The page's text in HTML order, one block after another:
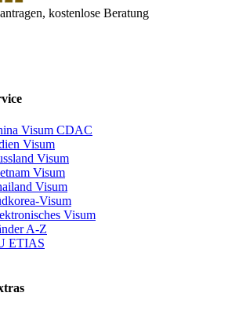
kostenlose Beratung
Visum CDAC
Visum
Visum
Visum
Visum
Visum
Visum
A-Z
ETIAS